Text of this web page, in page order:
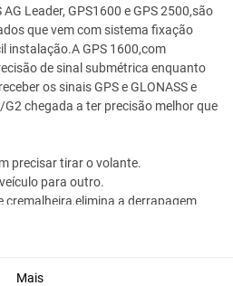
Leader, GPS1600 e GPS 2500,são
que vem com sistema fixação
instalação.A GPS 1600,com
de sinal submétrica enquanto
os sinais GPS e GLONASS e
chegada a ter precisão melhor que
precisar tirar o volante.
para outro.
cremalheira,elimina a derrapagem
no volante.
ou através de um pedal.
Mais